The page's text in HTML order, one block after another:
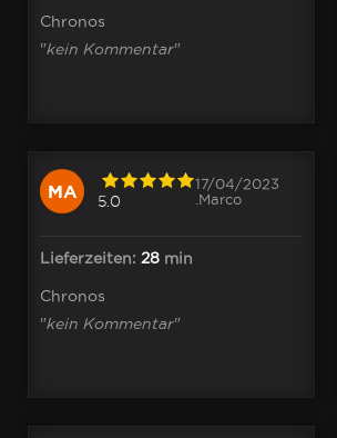
Chronos
"kein Kommentar"
MA 5.0
17/04/2023
.Marco
Lieferzeiten: 28 min
Chronos
"kein Kommentar"